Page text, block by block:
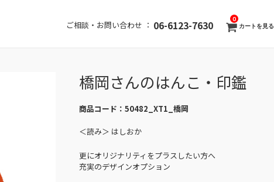
ご相談・お問い合わせ ： 06-6123-7630 カートを見る
0
橋岡さんのはんこ・印鑑
商品コード： 50482_XT1_橋岡
＜読み＞ はしおか
更にオリジナリティをプラスしたい方へ
充実のデザインオプション